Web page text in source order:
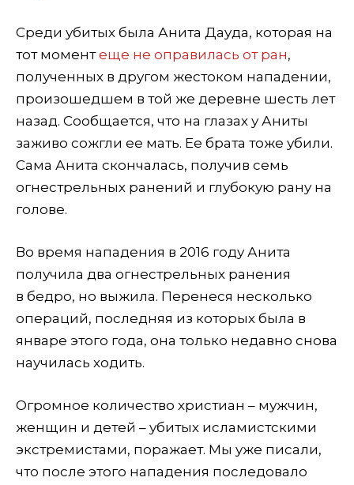
Среди убитых была Анита Дауда, которая на
тот моментеще не оправилась от ран,
полученных в другом жестоком нападении,
произошедшем в той же деревне шесть лет
назад. Сообщается, что на глазах у Аниты
заживо сожгли ее мать. Ее брата тоже убили.
Сама Анита скончалась, получив семь
огнестрельных ранений и глубокую рану на
голове.
Во время нападения в 2016 году Анита
получила два огнестрельных ранения
в бедро, но выжила. Перенеся несколько
операций, последняя из которых была в
январе этого года, она только недавно снова
научилась ходить.
Огромное количество христиан – мужчин,
женщин и детей – убитых исламистскими
экстремистами, поражает. Мы уже писали,
что после этого нападения последовало